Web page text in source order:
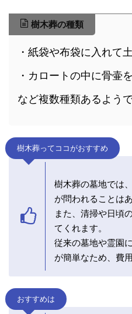
樹木葬の種類
・紙袋や布袋に入れて
・カロートの中に骨壷
など複数種類あるよう
樹木葬ってココがおすすめ
樹木葬の墓地では
が問われることは
また、清掃や日頃
てくれます。
従来の墓地や霊園
が簡単なため、費
おすすめは